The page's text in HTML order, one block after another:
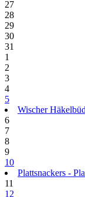
27
28
29
30
31
1
2
3
4
5
Wischer
6
7
8
9
10
Plattsnackers -
11
12